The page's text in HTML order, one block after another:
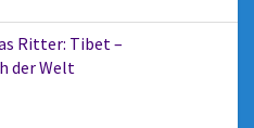
Ritter: Tibet –
der Welt